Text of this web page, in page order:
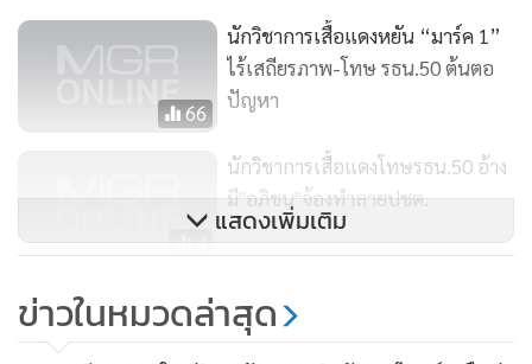
66
นักวิชาการเสื้อแดงหยัน “มาร์ค 1”
ไร้เสถียรภาพ-โทษ รธน.50 ต้นตอ
ปัญหา
4
นักวิชาการเสื้อแดงโทษรธน.50 อ้าง
มี"อภิชน"จ้องทำลายปชต.
ใหม่ เย้ยตร.สอบตัวเองก่อนเอาผิด
แสดงเพิ่มเติม
ข่าวในหมวดล่าสุด